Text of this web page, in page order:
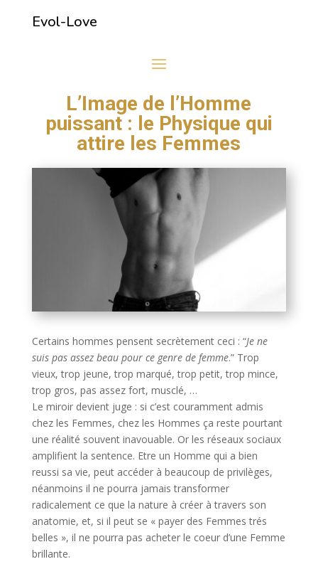
Evol-Love
L’Image de l’Homme
puissant : le Physique qui
attire les Femmes
Certains hommes pensent secrètement ceci : “Je ne
suis pas assez beau pour ce genre de femme.” Trop
vieux, trop jeune, trop marqué, trop petit, trop mince,
trop gros, pas assez fort, musclé, …
Le miroir devient juge : si c’est couramment admis
chez les Femmes, chez les Hommes ça reste pourtant
une réalité souvent inavouable. Or les réseaux sociaux
amplifient la sentence. Etre un Homme qui a bien
reussi sa vie, peut accéder à beaucoup de privilèges,
néanmoins il ne pourra jamais transformer
radicalement ce que la nature à créer à travers son
anatomie, et, si il peut se « payer des Femmes trés
belles », il ne pourra pas acheter le coeur d’une Femme
brillante.